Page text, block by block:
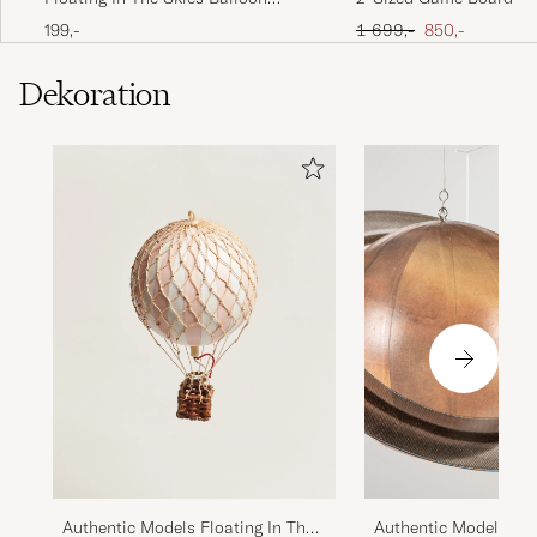
Light Pink
199,-
Ordinary pris
1 699,- Nedsat pris
850,-
Dekoration
Authentic Models Floating In The
Authentic Models